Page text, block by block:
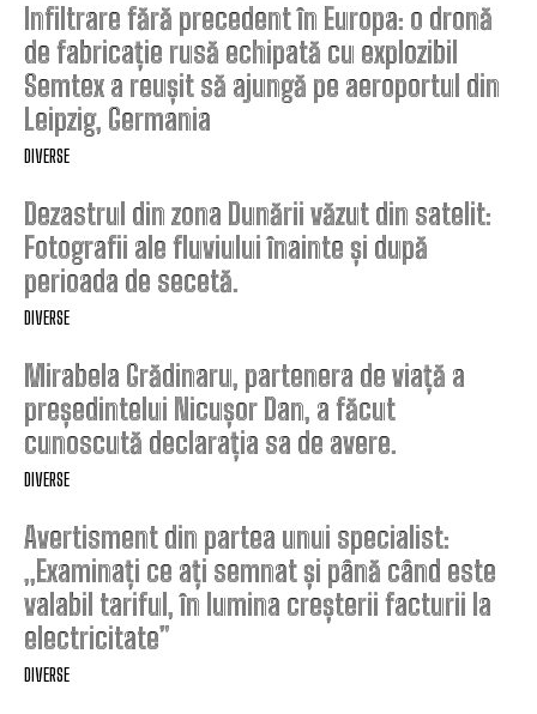
Infiltrare fără precedent în Europa: o dronă
de fabricație rusă echipată cu explozibil
Semtex a reușit să ajungă pe aeroportul din
Leipzig, Germania
DIVERSE
Dezastrul din zona Dunării văzut din satelit:
Fotografii ale fluviului înainte și după
perioada de secetă.
DIVERSE
Mirabela Grădinaru, partenera de viață a
președintelui Nicușor Dan, a făcut
cunoscută declarația sa de avere.
DIVERSE
Avertisment din partea unui specialist:
„Examinați ce ați semnat și până când este
valabil tariful, în lumina creșterii facturii la
electricitate”
DIVERSE